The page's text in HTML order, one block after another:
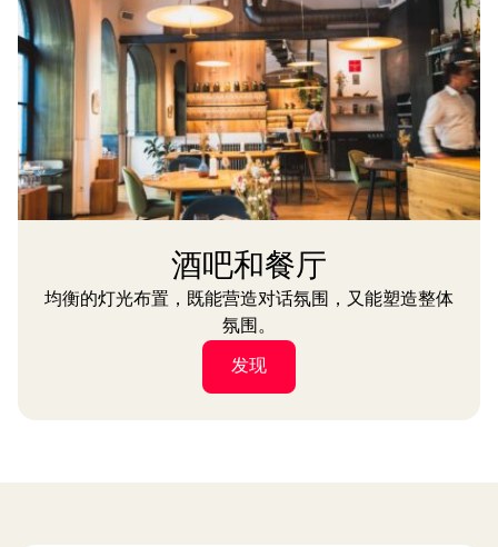
酒吧和餐厅
均衡的灯光布置，既能营造对话氛围，又能塑造整体
氛围。
发现